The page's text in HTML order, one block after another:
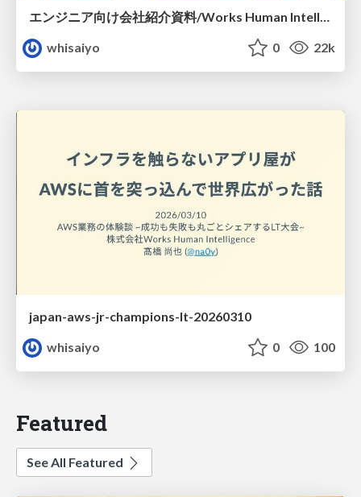
エンジニア向け会社紹介資料/Works Human Intelligence-engineer
whisaiyo
0 22k
japan-aws-jr-champions-lt-20260310
whisaiyo
0 100
Featured
See All Featured